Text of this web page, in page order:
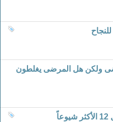
ولكن هل المرضى يغلطون